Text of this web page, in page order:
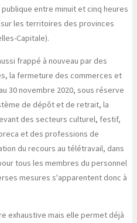
entre minuit et cinq heures
les territoires des provinces
Capitale).
frappé à nouveau par des
la fermeture des commerces et
30 novembre 2020, sous réserve
de dépôt et de retrait, la
des secteurs culturel, festif,
et des professions de
du recours au télétravail, dans
tous les membres du personnel
mesures s'apparentent donc à
exhaustive mais elle permet déjà